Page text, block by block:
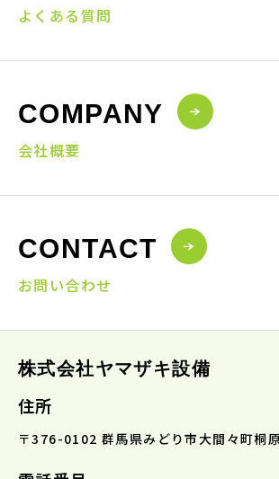
よくある質問
COMPANY
会社概要
CONTACT
お問い合わせ
株式会社ヤマザキ設備
住所
〒376-0102 群馬県みどり市大間々町桐